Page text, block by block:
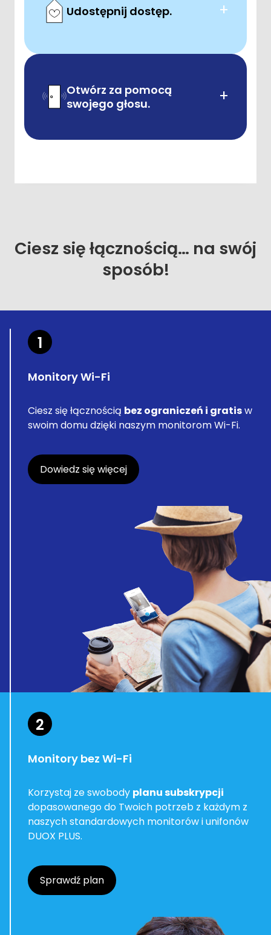
+
Udostępnij dostęp.
+
Otwórz za pomocą
swojego głosu.
Ciesz się łącznością… na swój
sposób!
1
Monitory Wi-Fi
Ciesz się łącznością bez ograniczeń i gratisw
swoim domu dzięki naszym monitorom Wi-Fi.
Dowiedz się więcej
2
Monitory bez Wi-Fi
Korzystaj ze swobody planu subskrypcji
dopasowanego do Twoich potrzeb z każdym z
naszych standardowych monitorów i unifonów
DUOX PLUS.
Sprawdź plan